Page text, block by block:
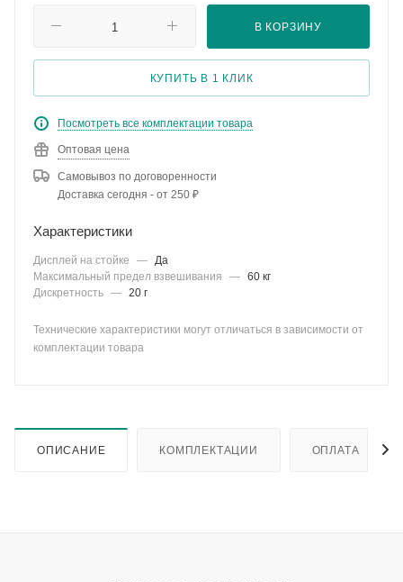
В КОРЗИНУ
КУПИТЬ В 1 КЛИК
Посмотреть все комплектации товара
Оптовая цена
Самовывоз по договоренности
Доставка сегодня - от 250 ₽
Характеристики
Дисплей на стойке — Да
Максимальный предел взвешивания
— 60 кг
Дискретность — 20 г
Технические характеристики могут отличаться в зависимости от
комплектации товара
ОПИСАНИЕ КОМПЛЕКТАЦИИ ОПЛАТА